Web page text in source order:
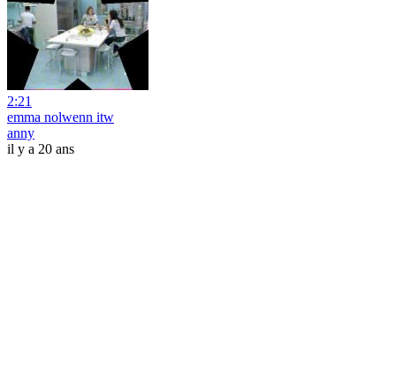
2:21
emma nolwenn itw
anny
il y a 20 ans